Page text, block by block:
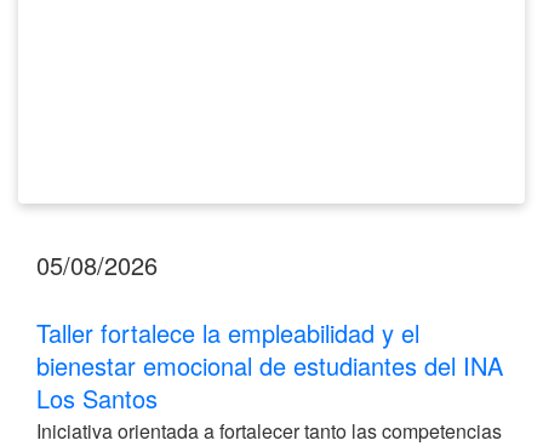
05/08/2026
Taller fortalece la empleabilidad y el
bienestar emocional de estudiantes del INA
Los Santos
Iniciativa orientada a fortalecer tanto las competencias